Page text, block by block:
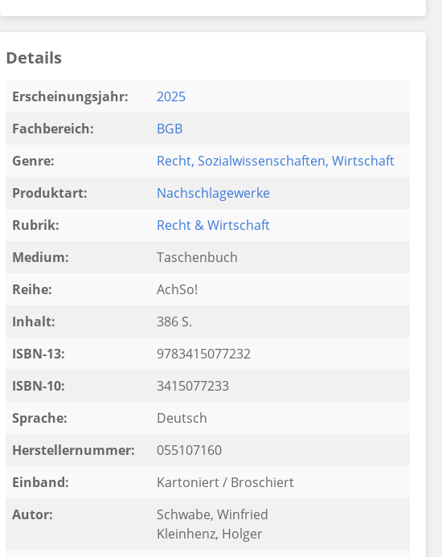
Details
Erscheinungsjahr:
2025
Fachbereich:
BGB
Genre:
Recht, Sozialwissenschaften, Wirtschaft
Produktart:
Nachschlagewerke
Rubrik:
Recht & Wirtschaft
Medium:
Taschenbuch
Reihe:
AchSo!
Inhalt:
386 S.
ISBN-13:
9783415077232
ISBN-10:
3415077233
Sprache:
Deutsch
Herstellernummer:
055107160
Einband:
Kartoniert / Broschiert
Autor:
Schwabe, Winfried
Kleinhenz, Holger